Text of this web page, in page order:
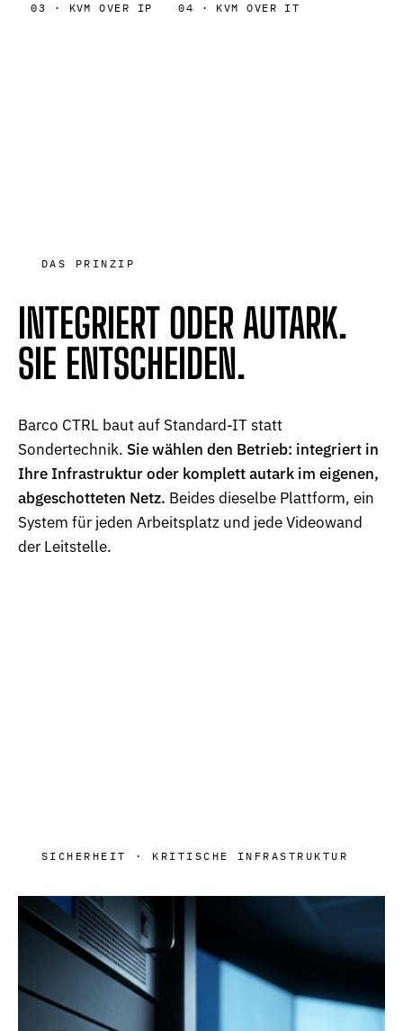
03 · KVM OVER IP 04 · KVM OVER IT
DAS PRINZIP
INTEGRIERT ODER AUTARK.
SIE ENTSCHEIDEN.
Barco CTRL baut auf Standard-IT statt
Sondertechnik. Sie wählen den Betrieb: integriert in
Ihre Infrastruktur oder komplett autark im eigenen,
abgeschotteten Netz. Beides dieselbe Plattform, ein
System für jeden Arbeitsplatz und jede Videowand
der Leitstelle.
SICHERHEIT · KRITISCHE INFRASTRUKTUR